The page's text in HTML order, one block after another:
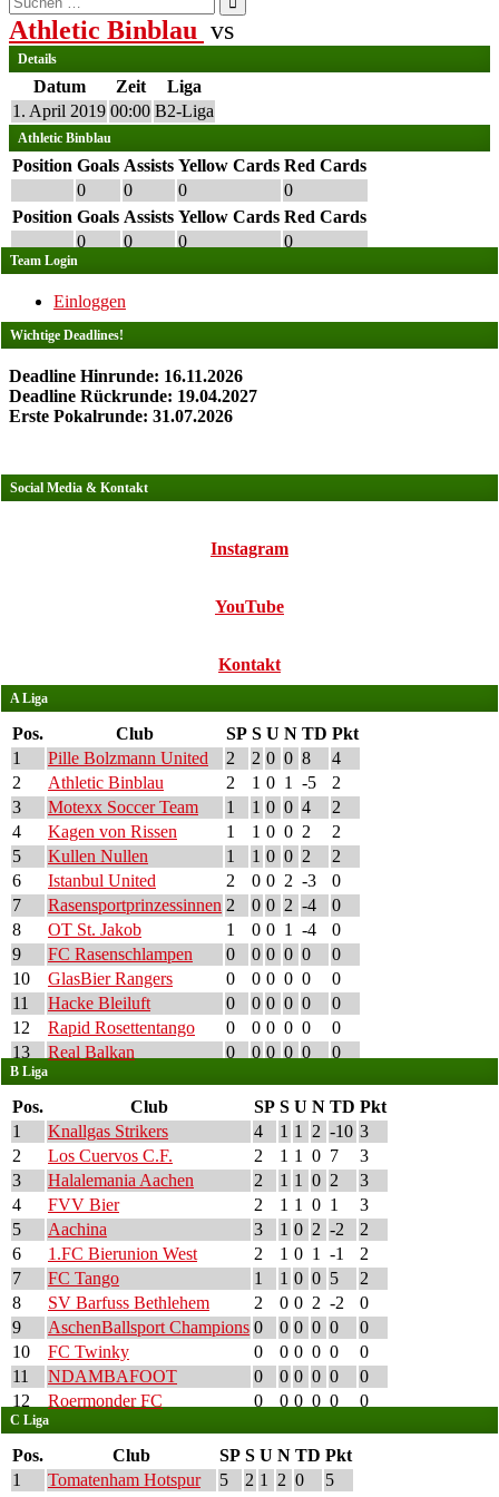
nach:
Athletic Binblau vs
Details
Datum Zeit
Liga
1. April 2019 00:00 B2-Liga
Athletic Binblau
Position Goals Assists Yellow Cards Red Cards
0
0 0
0
Position Goals Assists Yellow Cards Red Cards
0
0 0 0
Team Login
Einloggen
Wichtige Deadlines!
Deadline Hinrunde: 16.11.2026
Deadline Rückrunde: 19.04.2027
Erste Pokalrunde: 31.07.2026
Social Media & Kontakt
Instagram
YouTube
Kontakt
A Liga
Pos. Club SP S U N TD Pkt
1
Pille Bolzmann United 2 2 0 0 8
4
2
Athletic Binblau 2 1 0 1 -5
2
3
Motexx Soccer Team 1 1 0 0 4
2
4
Kagen von Rissen 1 1 0 0 2
2
5
Kullen Nullen 1 1 0 0 2
2
6
Istanbul United 2 0 0 2 -3
0
7
Rasensportprinzessinnen 2 0 0 2 -4
0
8
OT St. Jakob 1 0 0 1 -4
0
9
FC Rasenschlampen 0 0 0 0 0
0
10
GlasBier Rangers 0 0 0 0 0
0
11
Hacke Bleiluft 0 0 0 0 0
0
12
Rapid Rosettentango 0 0 0 0 0
0
13
Real Balkan 0 0 0 0 0 0
B Liga
Pos. Club SP S U N TD Pkt
1
Knallgas Strikers 4 1 1 2 -10 3
2
Los Cuervos C.F. 2 1 1 0 7
3
3
Halalemania Aachen 2 1 1 0 2
3
4
FVV Bier 2 1 1 0 1
3
5
Aachina 3 1 0 2 -2
2
6
1.FC Bierunion West 2 1 0 1 -1
2
7
FC Tango 1 1 0 0 5
2
8
SV Barfuss Bethlehem 2 0 0 2 -2
0
9
AschenBallsport Champions 0 0 0 0 0
0
10
FC Twinky 0 0 0 0 0
0
11
NDAMBAFOOT 0 0 0 0 0
0
12
Roermonder FC 0 0 0 0 0 0
C Liga
Pos. Club SP S U N TD Pkt
1
Tomatenham Hotspur 5 2 1 2 0
5